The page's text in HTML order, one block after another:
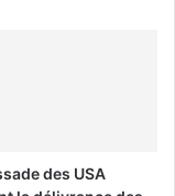
des USA